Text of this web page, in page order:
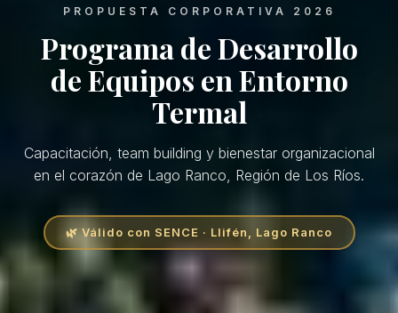
PROPUESTA CORPORATIVA 2026
Programa de Desarrollo
de Equipos en Entorno
Termal
Capacitación, team building y bienestar organizacional
en el corazón de Lago Ranco, Región de Los Ríos.
🌿 Válido con SENCE · Llifén, Lago Ranco